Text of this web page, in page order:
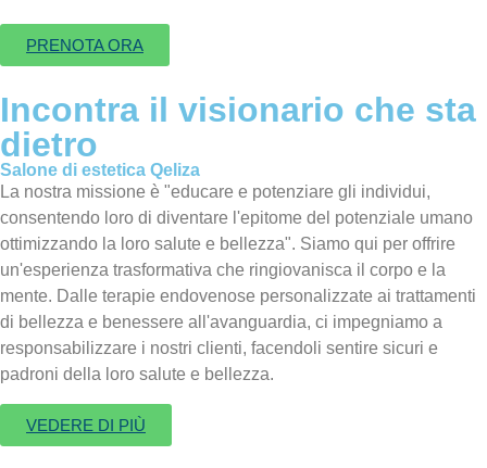
PRENOTA ORA
Incontra il visionario che sta
dietro
Salone di estetica Qeliza
La nostra missione è "educare e potenziare gli individui,
consentendo loro di diventare l'epitome del potenziale umano
ottimizzando la loro salute e bellezza". Siamo qui per offrire
un'esperienza trasformativa che ringiovanisca il corpo e la
mente. Dalle terapie endovenose personalizzate ai trattamenti
di bellezza e benessere all'avanguardia, ci impegniamo a
responsabilizzare i nostri clienti, facendoli sentire sicuri e
padroni della loro salute e bellezza.
VEDERE DI PIÙ